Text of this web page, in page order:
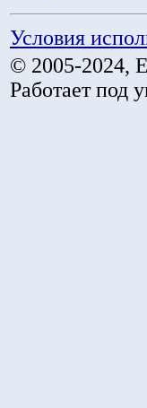
Условия
© 2005-2024,
Работает под